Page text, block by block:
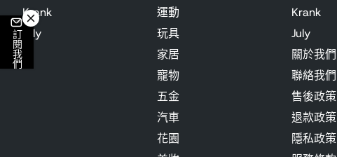
Krank
July
運動
玩具
家居
寵物
五金
汽車
花園
Krank
July
關於我們
聯絡我們
售後政策
退款政策
隱私政策
訂閱我們